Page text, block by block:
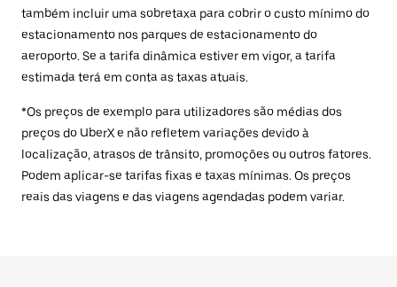
também incluir uma sobretaxa para cobrir o custo mínimo do
estacionamento nos parques de estacionamento do
aeroporto. Se a tarifa dinâmica estiver em vigor, a tarifa
estimada terá em conta as taxas atuais.
*Os preços de exemplo para utilizadores são médias dos
preços do UberX e não refletem variações devido à
localização, atrasos de trânsito, promoções ou outros fatores.
Podem aplicar-se tarifas fixas e taxas mínimas. Os preços
reais das viagens e das viagens agendadas podem variar.